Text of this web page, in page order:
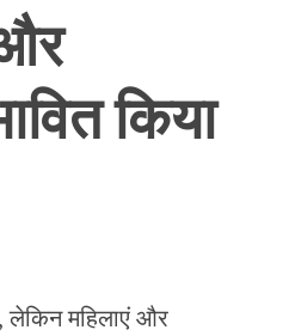
किया
लेकिन महिलाएं और